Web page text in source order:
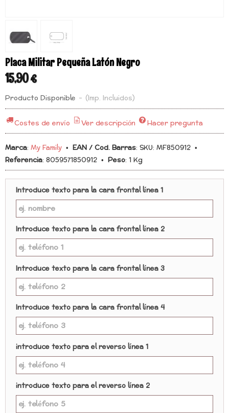
Placa Militar Pequeña Latón Negro
15,90 €
Producto Disponible - (Imp. Incluidos)
Costes de envío Ver descripción
Hacer pregunta
Marca: My Family • EAN / Cod. Barras: SKU: MF850912 •
Referencia: 8059571850912 • Peso: 1 Kg
Introduce texto para la cara frontal línea 1
Introduce texto para la cara frontal línea 2
Introduce texto para la cara frontal línea 3
Introduce texto para la cara frontal línea 4
introduce texto para el reverso línea 1
introduce texto para el reverso línea 2